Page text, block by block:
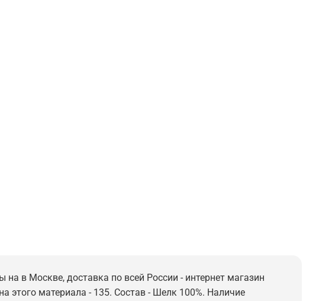
в Москве, доставка по всей России - интернет магазин
этого материала - 135. Состав - Шелк 100%. Наличие